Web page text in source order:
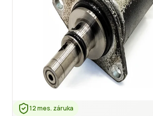
12 mes. záruka